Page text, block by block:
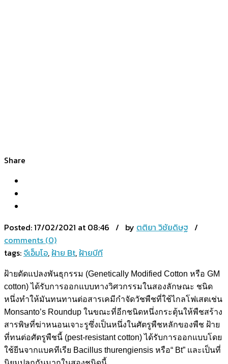
Share
Posted:17/02/2021 at 08:46 / by ตติยา วิชัยดิษฐ /
comments (0)
tags:จีเอ็มโอ, ฝ้าย Bt, ฝ้ายบีที
ฝ้ายดัดแปลงพันธุกรรม (Genetically Modified Cotton หรือ GM
cotton) ได้รับการออกแบบทางวิศวกรรมในสองลักษณะ ชนิด
หนึ่งทำให้มันทนทานต่อสารเคมีกำจัดวัชพืชที่ใช้ไกลโฟเสตเช่น
Monsanto’s Roundup ในขณะที่อีกชนิดหนึ่งกระตุ้นให้พืชสร้าง
สารพิษที่ฆ่าหนอนเจาะรูซึ่งเป็นหนึ่งในศัตรูพืชหลักของพืช ฝ้าย
ที่ทนต่อศัตรูพืชนี้ (pest-resistant cotton) ได้รับการออกแบบโดย
ใช้ยีนจากแบคทีเรีย Bacillus thurengiensis หรือ“ Bt” และเป็นที่